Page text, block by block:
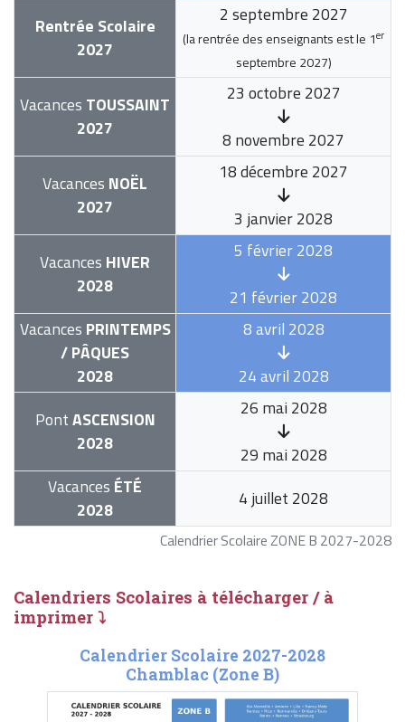
Calendrier Scolaire ZONE B 2027-2028
Rentrée Scolaire
2027
2 septembre 2027
(la rentrée des enseignants est le 1er
septembre 2027)
Vacances TOUSSAINT
2027
23 octobre 2027
8 novembre 2027
Vacances NOËL
2027
18 décembre 2027
3 janvier 2028
Vacances HIVER
2028
5 février 2028
21 février 2028
Vacances PRINTEMPS
/ PÂQUES
2028
8 avril 2028
24 avril 2028
PontASCENSION
2028
26 mai 2028
29 mai 2028
Vacances ÉTÉ
2028
4 juillet 2028
Calendriers Scolaires à télécharger / à
imprimer ⤵
Calendrier Scolaire 2027-2028
Chamblac (Zone B)